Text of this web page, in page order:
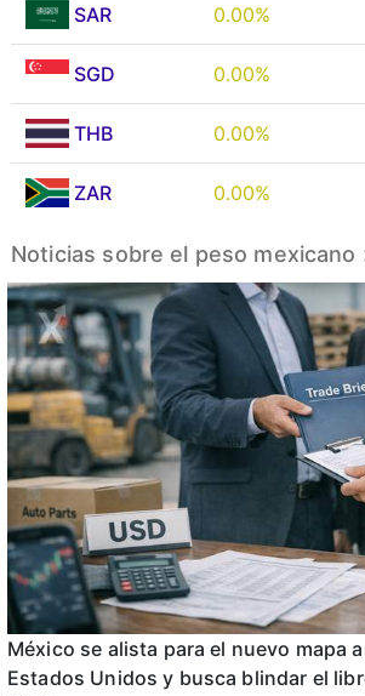
SAR 0.00%
SGD 0.00%
THB 0.00%
ZAR 0.00%
Noticias sobre el peso mexicano
México se alista para el nuevo mapa
Estados Unidos y busca blindar el